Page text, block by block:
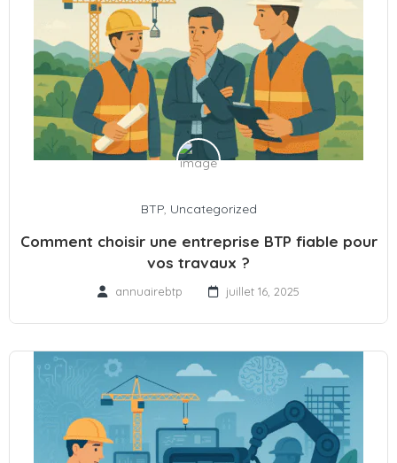
BTP, Uncategorized
Comment choisir une entreprise BTP fiable pour
vos travaux ?
annuairebtp juillet 16, 2025